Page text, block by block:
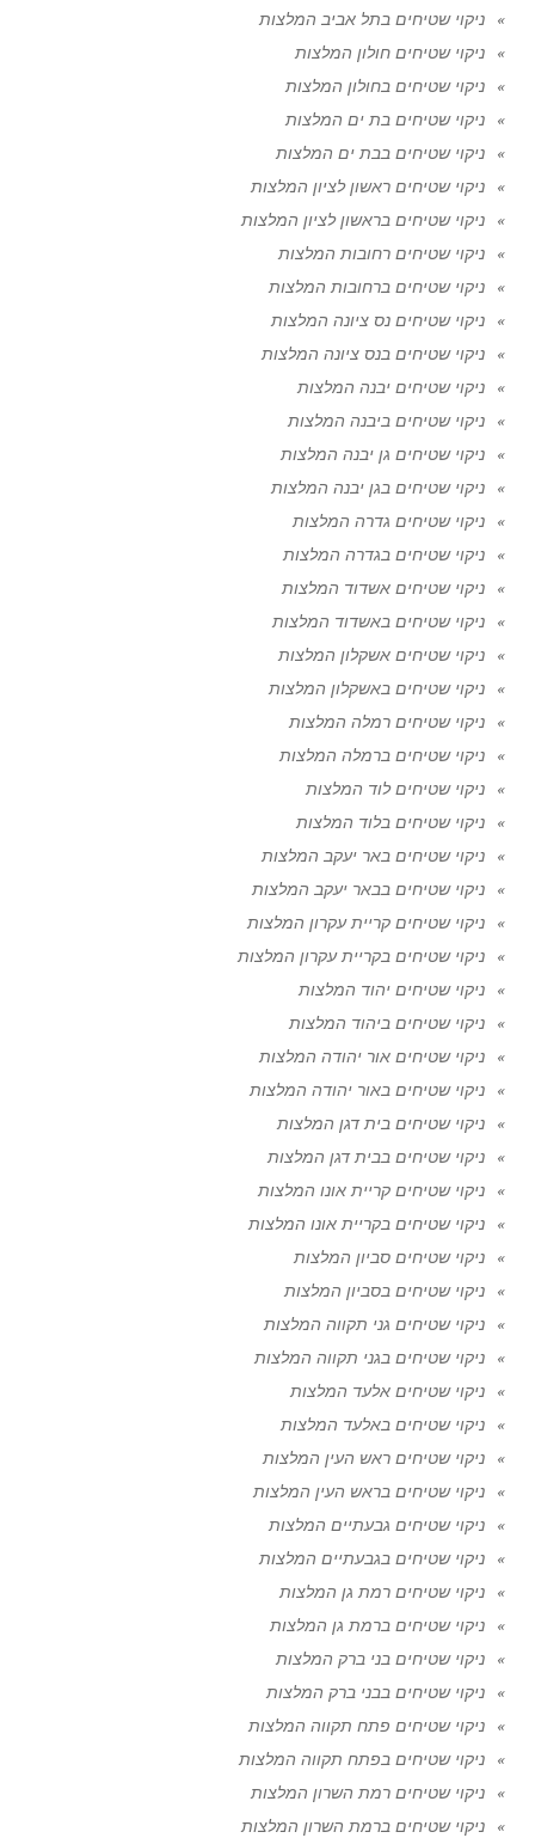
ניקוי שטיחים בתל אביב המלצות
ניקוי שטיחים חולון המלצות
ניקוי שטיחים בחולון המלצות
ניקוי שטיחים בת ים המלצות
ניקוי שטיחים בבת ים המלצות
ניקוי שטיחים ראשון לציון המלצות
ניקוי שטיחים בראשון לציון המלצות
ניקוי שטיחים רחובות המלצות
ניקוי שטיחים ברחובות המלצות
ניקוי שטיחים נס ציונה המלצות
ניקוי שטיחים בנס ציונה המלצות
ניקוי שטיחים יבנה המלצות
ניקוי שטיחים ביבנה המלצות
ניקוי שטיחים גן יבנה המלצות
ניקוי שטיחים בגן יבנה המלצות
ניקוי שטיחים גדרה המלצות
ניקוי שטיחים בגדרה המלצות
ניקוי שטיחים אשדוד המלצות
ניקוי שטיחים באשדוד המלצות
ניקוי שטיחים אשקלון המלצות
ניקוי שטיחים באשקלון המלצות
ניקוי שטיחים רמלה המלצות
ניקוי שטיחים ברמלה המלצות
ניקוי שטיחים לוד המלצות
ניקוי שטיחים בלוד המלצות
ניקוי שטיחים באר יעקב המלצות
ניקוי שטיחים בבאר יעקב המלצות
ניקוי שטיחים קריית עקרון המלצות
ניקוי שטיחים בקריית עקרון המלצות
ניקוי שטיחים יהוד המלצות
ניקוי שטיחים ביהוד המלצות
ניקוי שטיחים אור יהודה המלצות
ניקוי שטיחים באור יהודה המלצות
ניקוי שטיחים בית דגן המלצות
ניקוי שטיחים בבית דגן המלצות
ניקוי שטיחים קריית אונו המלצות
ניקוי שטיחים בקריית אונו המלצות
ניקוי שטיחים סביון המלצות
ניקוי שטיחים בסביון המלצות
ניקוי שטיחים גני תקווה המלצות
ניקוי שטיחים בגני תקווה המלצות
ניקוי שטיחים אלעד המלצות
ניקוי שטיחים באלעד המלצות
ניקוי שטיחים ראש העין המלצות
ניקוי שטיחים בראש העין המלצות
ניקוי שטיחים גבעתיים המלצות
ניקוי שטיחים בגבעתיים המלצות
ניקוי שטיחים רמת גן המלצות
ניקוי שטיחים ברמת גן המלצות
ניקוי שטיחים בני ברק המלצות
ניקוי שטיחים בבני ברק המלצות
ניקוי שטיחים פתח תקווה המלצות
ניקוי שטיחים בפתח תקווה המלצות
ניקוי שטיחים רמת השרון המלצות
ניקוי שטיחים ברמת השרון המלצות